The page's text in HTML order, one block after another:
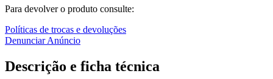
Para devolver o produto consulte:
Políticas de trocas e devoluções
Denunciar Anúncio
Descrição e ficha técnica